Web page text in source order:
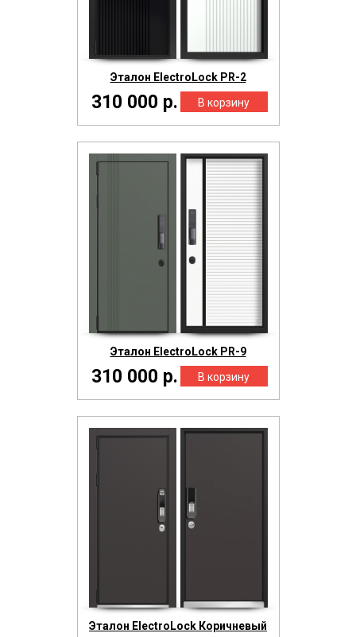
Эталон ElectroLock PR-2
310 000 р.
Эталон ElectroLock PR-9
310 000 р.
Эталон ElectroLock Коричневый